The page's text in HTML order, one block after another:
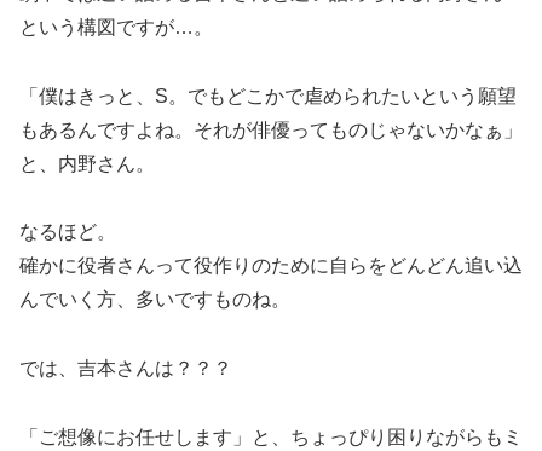
という構図ですが…。
「僕はきっと、S。でもどこかで虐められたいという願望
もあるんですよね。それが俳優ってものじゃないかなぁ」
と、内野さん。
なるほど。
確かに役者さんって役作りのために自らをどんどん追い込
んでいく方、多いですものね。
では、吉本さんは？？？
「ご想像にお任せします」と、ちょっぴり困りながらもミ